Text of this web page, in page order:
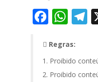
Regras:
Proibido
Proibido